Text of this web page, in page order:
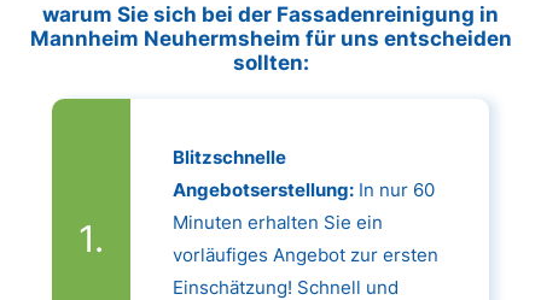
warum Sie sich bei der Fassadenreinigung in
Mannheim Neuhermsheim für uns entscheiden
sollten:
Blitzschnelle
Angebotserstellung:In nur 60
Minuten erhalten Sie ein
vorläufiges Angebot zur ersten
Einschätzung! Schnell und